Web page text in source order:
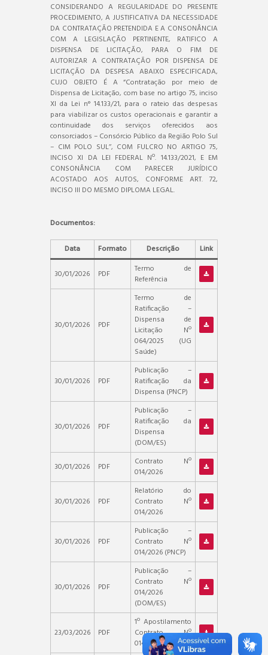
CONSIDERANDO A REGULARIDADE DO PRESENTE
PROCEDIMENTO, A JUSTIFICATIVA DA NECESSIDADE
DA CONTRATAÇÃO PRETENDIDA E A CONSONÂNCIA
COM A LEGISLAÇÃO PERTINENTE, RATIFICO A
DISPENSA DE LICITAÇÃO, PARA O FIM DE
AUTORIZAR A CONTRATAÇÃO POR DISPENSA DE
LICITAÇÃO DA DESPESA ABAIXO ESPECIFICADA,
CUJO OBJETO É A “Contratação por meio de
Dispensa de Licitação, com base no artigo 75, inciso
XI da Lei n° 14.133/21, para o rateio das despesas
para viabilizar os custos operacionais e garantir a
continuidade dos serviços oferecidos aos
consorciados – Consórcio Público da Região Polo Sul
– CIM POLO SUL’’, COM FULCRO NO ARTIGO 75,
INCISO XI DA LEI FEDERAL Nº. 14.133/2021, E EM
CONSONÂNCIA COM PARECER JURÍDICO
ACOSTADO AOS AUTOS, CONFORME ART. 72,
INCISO III DO MESMO DIPLOMA LEGAL.
Documentos:
Data Formato Descrição Link
30/01/2026 PDF
Termo de
Referência
30/01/2026 PDF
Termo de
Ratificação –
Dispensa de
Licitação Nº
064/2025 (UG
Saúde)
30/01/2026 PDF
Publicação –
Ratificação da
Dispensa (PNCP)
30/01/2026 PDF
Publicação –
Ratificação da
Dispensa
(DOM/ES)
30/01/2026
PDF
Contrato Nº
014/2026
30/01/2026 PDF
Relatório do
Contrato Nº
014/2026
30/01/2026 PDF
Publicação –
Contrato Nº
014/2026 (PNCP)
30/01/2026 PDF
Publicação –
Contrato Nº
014/2026
(DOM/ES)
23/03/2026 PDF
1º Apostilamento
Contrato Nº
014/2026